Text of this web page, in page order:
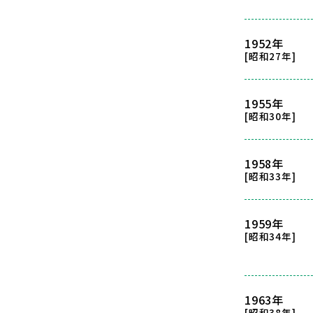
1952年
[昭和27年]
1955年
[昭和30年]
1958年
[昭和33年]
1959年
[昭和34年]
1963年